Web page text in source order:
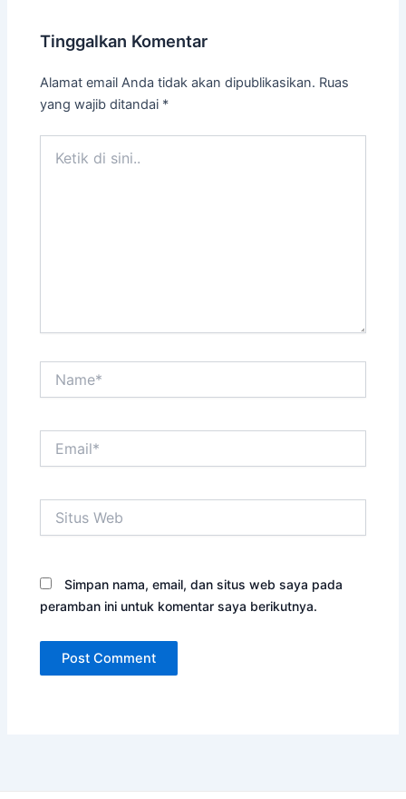
Tinggalkan Komentar
Alamat email Anda tidak akan dipublikasikan. Ruas
yang wajib ditandai *
Web
Simpan nama, email, dan situs web saya pada
peramban ini untuk komentar saya berikutnya.